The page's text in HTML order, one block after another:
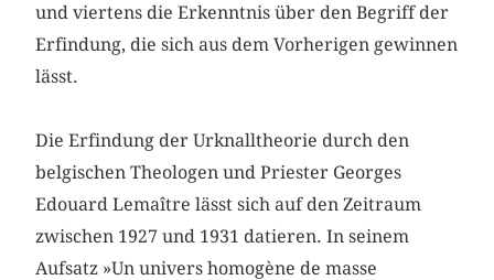
und viertens die Erkenntnis über den Begriff der
Erfindung, die sich aus dem Vorherigen gewinnen
lässt.
Die Erfindung der Urknalltheorie durch den
belgischen Theologen und Priester Georges
Edouard Lemaître lässt sich auf den Zeitraum
zwischen 1927 und 1931 datieren. In seinem
Aufsatz »Un univers homogène de masse